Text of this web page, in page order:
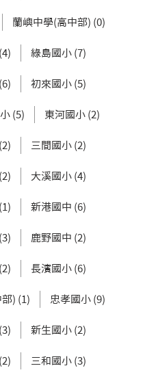
蘭嶼中學(高中部) (0)
綠島國小 (7)
初來國小 (5)
(5) 東河國小 (2)
三間國小 (2)
大溪國小 (4)
新港國中 (6)
鹿野國中 (2)
長濱國小 (6)
) (1) 忠孝國小 (9)
新生國小 (2)
三和國小 (3)